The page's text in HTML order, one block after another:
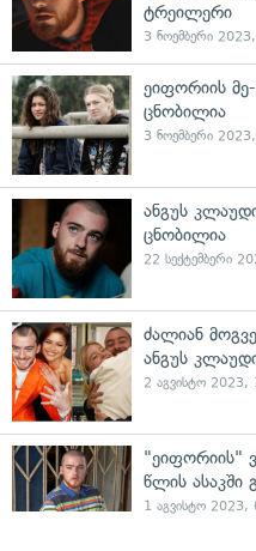
ტრეილერი
3 ნოემბერი
ეიფორიის
ცნობილია
3 ნოემბერი
ანგუს
ცნობილია
22 სექტემბერი
ძალიან
ანგუს
2 აგვისტო 2023,
"ეიფორიის"
წლის ასაკში
1 აგვისტო 2023,